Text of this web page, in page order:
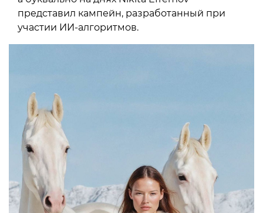
представил кампейн, разработанный при
участии ИИ-алгоритмов.